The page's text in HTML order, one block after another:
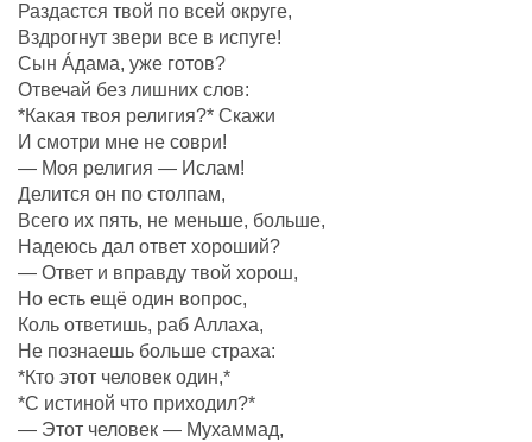
Раздастся твой по всей округе,
Вздрогнут звери все в испуге!
Сын Áдама, уже готов?
Отвечай без лишних слов:
*Какая твоя религия?* Скажи
И смотри мне не соври!
— Моя религия — Ислам!
Делится он по столпам,
Всего их пять, не меньше, больше,
Надеюсь дал ответ хороший?
— Ответ и вправду твой хорош,
Но есть ещё один вопрос,
Коль ответишь, раб Аллаха,
Не познаешь больше страха:
*Кто этот человек один,*
*С истиной что приходил?*
— Этот человек — Мухаммад,